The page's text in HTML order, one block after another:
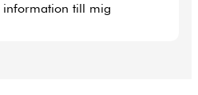
information till mig